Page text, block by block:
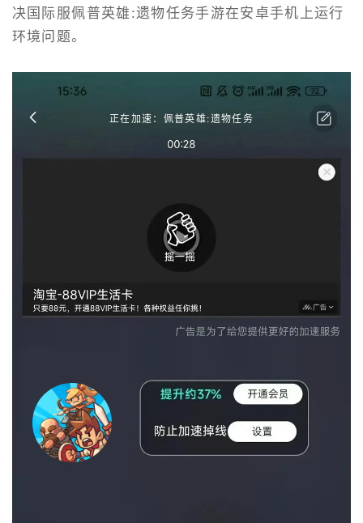
决国际服佩普英雄:遗物任务手游在安卓手机上运行
环境问题。
正在加速：佩普英雄:遗物任务